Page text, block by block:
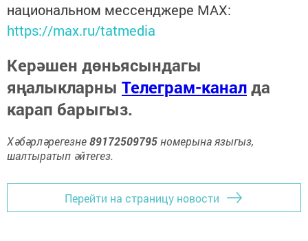
национальном мессенджере MАХ:
https://max.ru/tatmedia
Керәшен дөньясындагы
яңалыкларны Телеграм-каналда
карап барыгыз.
Хәбәрләрегезне89172509795номерына языгыз,
шалтыратып әйтегез.
Перейти на страницу новости